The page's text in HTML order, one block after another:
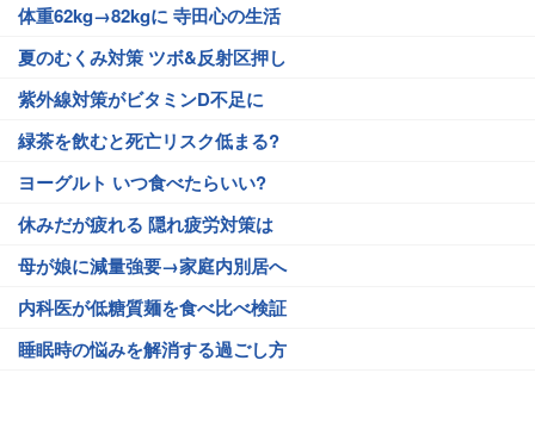
体重62kg→82kgに 寺田心の生活
夏のむくみ対策 ツボ&反射区押し
紫外線対策がビタミンD不足に
緑茶を飲むと死亡リスク低まる?
ヨーグルト いつ食べたらいい?
休みだが疲れる 隠れ疲労対策は
母が娘に減量強要→家庭内別居へ
内科医が低糖質麺を食べ比べ検証
睡眠時の悩みを解消する過ごし方